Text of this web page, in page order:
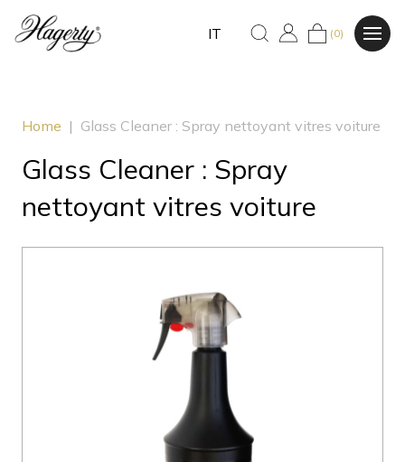
IT (0)
Home | Glass Cleaner : Spray nettoyant vitres voiture
Glass Cleaner : Spray
nettoyant vitres voiture